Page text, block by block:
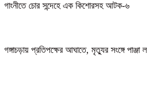
গাংনীতে চোর সন্দেহে এক কিশোরসহ আটক-৬
গঙ্গাচড়ায় প্রতিপক্ষের আঘাতে, মৃত্যুর সংঙ্গে